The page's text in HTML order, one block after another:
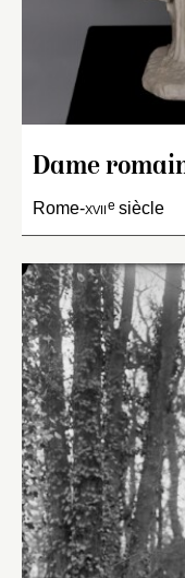
Dame
Rome-xviie siècle